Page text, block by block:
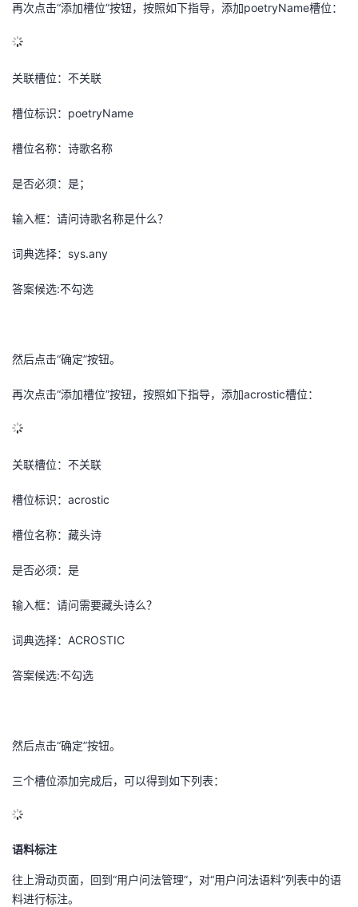
再次点击“添加槽位”按钮，按照如下指导，添加poetryName槽位：
关联槽位：不关联
槽位标识： poetryName
槽位名称： 诗歌名称
是否必须：是；
输入框：请问诗歌名称是什么？
词典选择：sys.any
答案候选:不勾选
然后点击“确定”按钮。
再次点击“添加槽位”按钮，按照如下指导，添加acrostic槽位：
关联槽位：不关联
槽位标识：acrostic
槽位名称：藏头诗
是否必须：是
输入框：请问需要藏头诗么？
词典选择：ACROSTIC
答案候选:不勾选
然后点击“确定”按钮。
三个槽位添加完成后，可以得到如下列表：
语料标注
往上滑动页面，回到“用户问法管理”，对“用户问法语料”列表中的语
料进行标注。